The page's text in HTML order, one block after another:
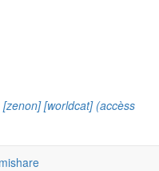
[zenon][worldcat](accèss